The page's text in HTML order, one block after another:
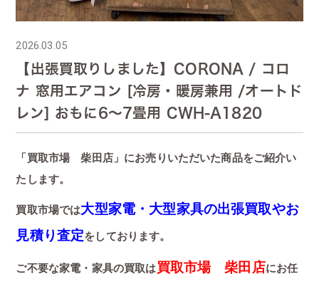
2026.03.05
【出張買取りしました】CORONA / コロ
ナ 窓用エアコン [冷房・暖房兼用 /オートド
レン] おもに6～7畳用 CWH-A1820
「買取市場 柴田店」にお売りいただいた商品をご紹介い
たします。
買取市場では大型家電・大型家具の出張買取やお
見積り査定をしております。
ご不要な家電・家具の買取は買取市場 柴田店にお任